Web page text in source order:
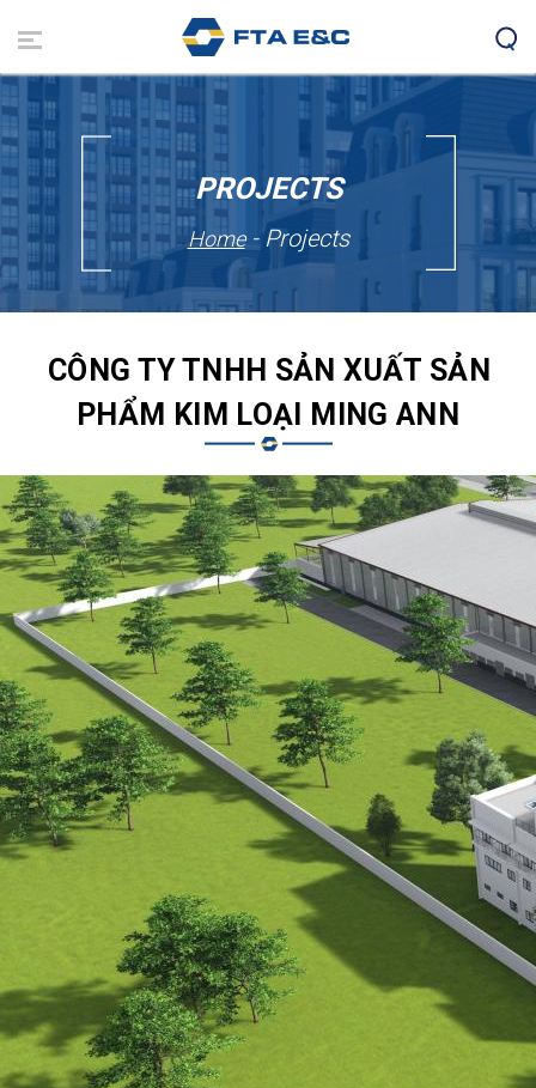
main
content
PROJECTS
Home- Projects
CÔNG TY TNHH SẢN XUẤT SẢN
PHẨM KIM LOẠI MING ANN